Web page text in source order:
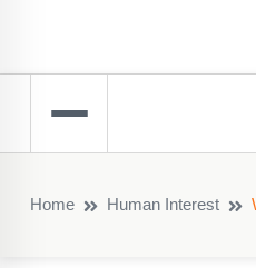
Home Human Interest